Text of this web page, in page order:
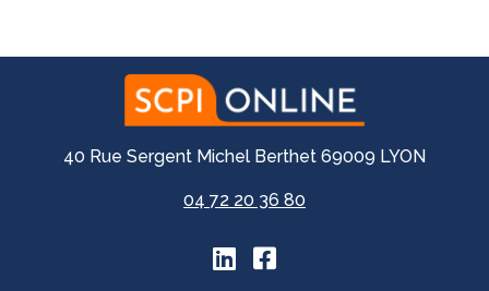
40 Rue Sergent Michel Berthet 69009 LYON
04 72 20 36 80